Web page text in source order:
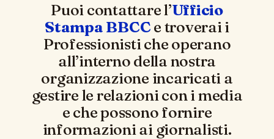
Puoi contattare l’Ufficio
Stampa BBCC e troverai i
Professionisti che operano
all’interno della nostra
organizzazione incaricati a
gestire le relazioni con i media
e che possono fornire
informazioni ai giornalisti.